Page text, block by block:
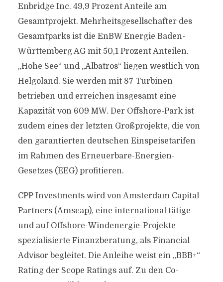
Enbridge Inc. 49,9 Prozent Anteile am
Gesamtprojekt. Mehrheitsgesellschafter des
Gesamtparks ist die EnBW Energie Baden-
Württemberg AG mit 50,1 Prozent Anteilen.
„Hohe See“ und „Albatros“ liegen westlich von
Helgoland. Sie werden mit 87 Turbinen
betrieben und erreichen insgesamt eine
Kapazität von 609 MW. Der Offshore-Park ist
zudem eines der letzten Großprojekte, die von
den garantierten deutschen Einspeisetarifen
im Rahmen des Erneuerbare-Energien-
Gesetzes (EEG) profitieren.
CPP Investments wird von Amsterdam Capital
Partners (Amscap), eine international tätige
und auf Offshore-Windenergie-Projekte
spezialisierte Finanzberatung, als Financial
Advisor begleitet. Die Anleihe weist ein „BBB+“
Rating der Scope Ratings auf. Zu den Co-